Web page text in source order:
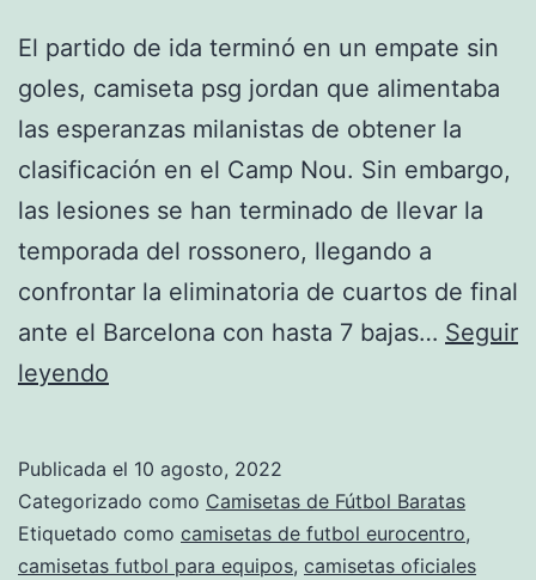
El partido de ida terminó en un empate sin
goles, camiseta psg jordan que alimentaba
las esperanzas milanistas de obtener la
clasificación en el Camp Nou. Sin embargo,
las lesiones se han terminado de llevar la
temporada del rossonero, llegando a
confrontar la eliminatoria de cuartos de final
ante el Barcelona con hasta 7 bajas… Seguir
leyendo
grecia
Publicada el 10 agosto, 2022
Categorizado como Camisetas de Fútbol Baratas
Etiquetado como camisetas de futbol eurocentro,
camisetas futbol para equipos, camisetas oficiales